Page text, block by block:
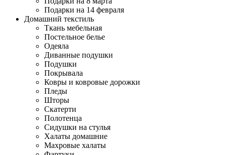
Подарки на 14 февраля
Домашний текстиль
Ткань мебельная
Постельное белье
Одеяла
Диванные подушки
Подушки
Покрывала
Ковры и ковровые дорожки
Пледы
Шторы
Скатерти
Полотенца
Сидушки на стулья
Халаты домашние
Махровые халаты